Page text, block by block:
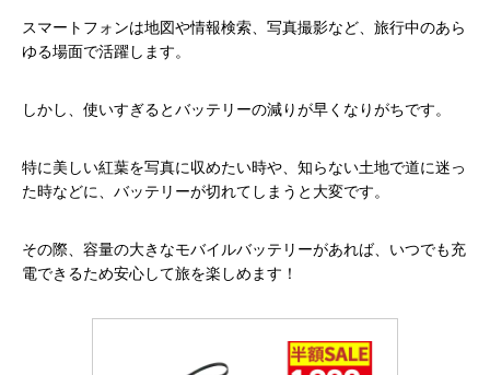
スマートフォンは地図や情報検索、写真撮影など、旅行中のあら
ゆる場面で活躍します。
しかし、使いすぎるとバッテリーの減りが早くなりがちです。
特に美しい紅葉を写真に収めたい時や、知らない土地で道に迷っ
た時などに、バッテリーが切れてしまうと大変です。
その際、容量の大きなモバイルバッテリーがあれば、いつでも充
電できるため安心して旅を楽しめます！